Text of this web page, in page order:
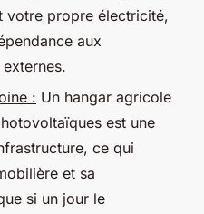
votre propre électricité,
aux
: Un hangar agricole
est une
ce qui
et sa
si un jour le